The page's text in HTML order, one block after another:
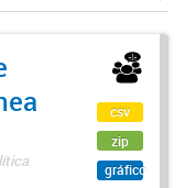
csv
zip
gráfico